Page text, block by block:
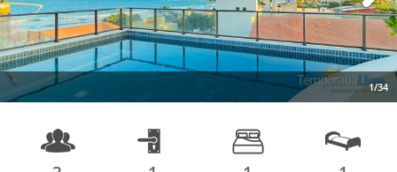
1/34
Next